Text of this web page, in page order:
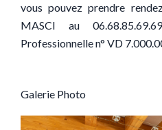
vous pouvez prendre
MASCI au
Professionnelle n° VD
Galerie Photo